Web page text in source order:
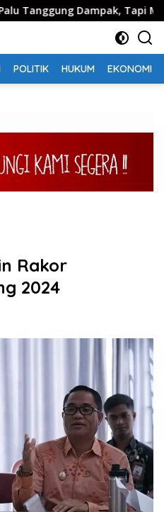
Dampak, Tapi Minim
POLITIK HUKUM EKONOMI
Rakor
2024